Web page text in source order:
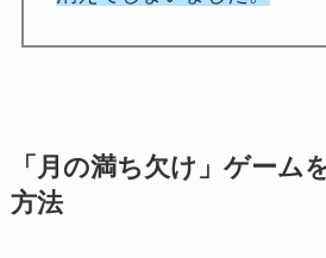
「月の満ち欠け」ゲーム
方法